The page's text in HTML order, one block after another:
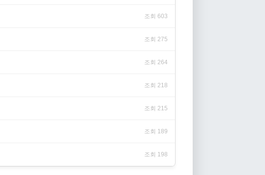
조회 603
조회 275
조회 264
조회 218
조회 215
조회 189
조회 198